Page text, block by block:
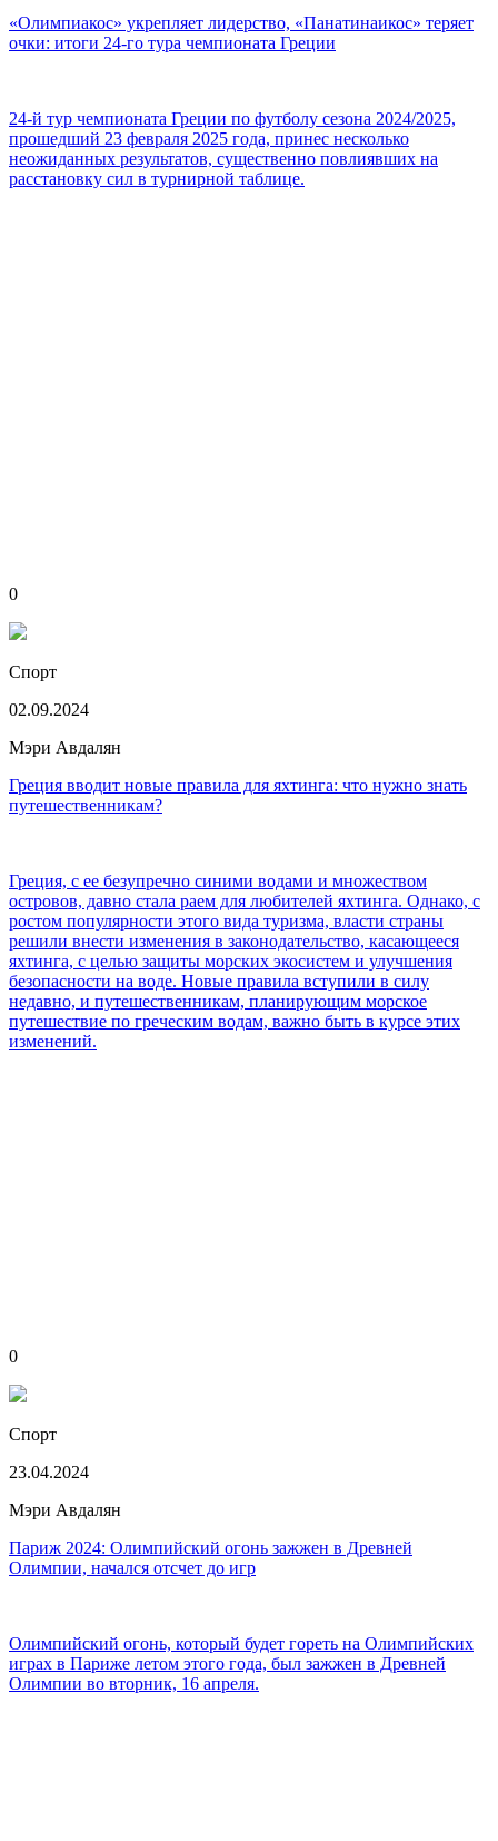
«Олимпиакос» укрепляет лидерство, «Панатинаикос» теряет
очки: итоги 24-го тура чемпионата Греции
24-й тур чемпионата Греции по футболу сезона 2024/2025,
прошедший 23 февраля 2025 года, принес несколько
неожиданных результатов, существенно повлиявших на
расстановку сил в турнирной таблице.
0
Спорт
02.09.2024
Мэри Авдалян
Греция вводит новые правила для яхтинга: что нужно знать
путешественникам?
Греция, с ее безупречно синими водами и множеством
островов, давно стала раем для любителей яхтинга. Однако, с
ростом популярности этого вида туризма, власти страны
решили внести изменения в законодательство, касающееся
яхтинга, с целью защиты морских экосистем и улучшения
безопасности на воде. Новые правила вступили в силу
недавно, и путешественникам, планирующим морское
путешествие по греческим водам, важно быть в курсе этих
изменений.
0
Спорт
23.04.2024
Мэри Авдалян
Париж 2024: Олимпийский огонь зажжен в Древней
Олимпии, начался отсчет до игр
Олимпийский огонь, который будет гореть на Олимпийских
играх в Париже летом этого года, был зажжен в Древней
Олимпии во вторник, 16 апреля.